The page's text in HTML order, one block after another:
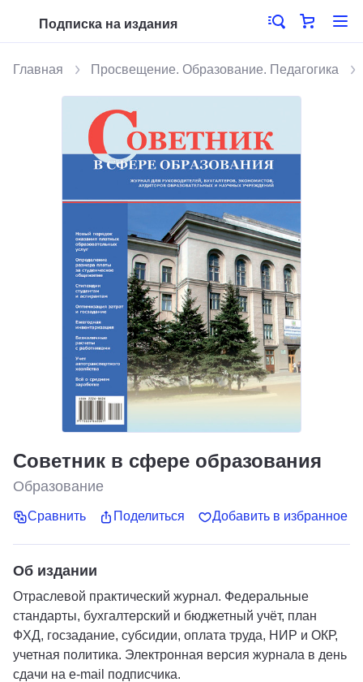
Подписка на издания
Главная Просвещение. Образование. Педагогика
Советник в сфере образования
Образование
Сравнить Поделиться Добавить в избранное
Об издании
Отраслевой практический журнал. Федеральные
стандарты, бухгалтерский и бюджетный учёт, план
ФХД, госзадание, субсидии, оплата труда, НИР и ОКР,
учетная политика. Электронная версия журнала в день
сдачи на e-mail подписчика.